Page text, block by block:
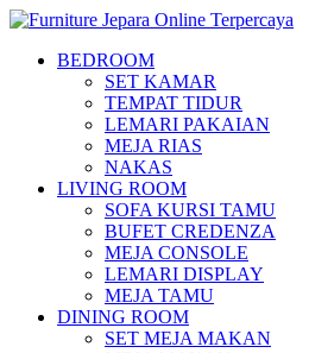
BEDROOM
SET KAMAR
TEMPAT TIDUR
LEMARI PAKAIAN
MEJA RIAS
NAKAS
LIVING ROOM
SOFA KURSI TAMU
BUFET CREDENZA
MEJA CONSOLE
LEMARI DISPLAY
MEJA TAMU
DINING ROOM
SET MEJA MAKAN